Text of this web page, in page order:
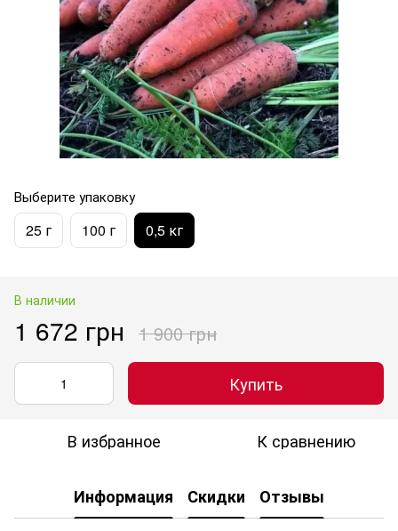
Выберите упаковку
25 г 100 г 0,5 кг
В наличии
1 672 грн 1 900 грн
Купить
В избранное К сравнению
Информация Скидки Отзывы